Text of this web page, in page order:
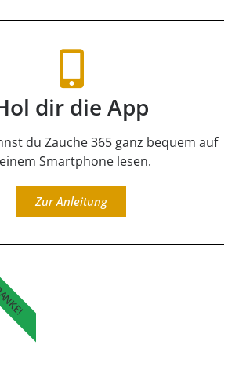
dir die App
du Zauche 365 ganz bequem auf
Smartphone lesen.
Zur Anleitung